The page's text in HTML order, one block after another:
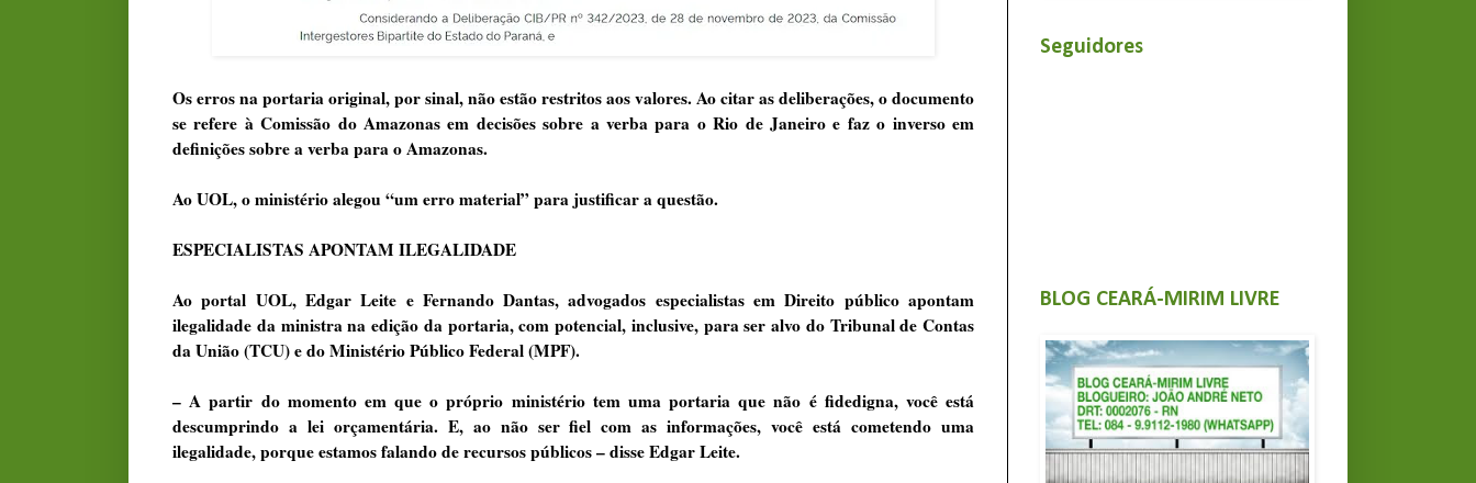
Os erros na portaria original, por sinal, não estão restritos aos valores. Ao citar as deliberações, o documento
se refere à Comissão do Amazonas em decisões sobre a verba para o Rio de Janeiro e faz o inverso em
definições sobre a verba para o Amazonas.
Ao UOL, o ministério alegou “um erro material” para justificar a questão.
ESPECIALISTAS APONTAM ILEGALIDADE
Ao portal UOL, Edgar Leite e Fernando Dantas, advogados especialistas em Direito público apontam
ilegalidade da ministra na edição da portaria, com potencial, inclusive, para ser alvo do Tribunal de Contas
da União (TCU) e do Ministério Público Federal (MPF).
– A partir do momento em que o próprio ministério tem uma portaria que não é fidedigna, você está
descumprindo a lei orçamentária. E, ao não ser fiel com as informações, você está cometendo uma
ilegalidade, porque estamos falando de recursos públicos – disse Edgar Leite.
Seguidores
BLOG CEARÁ-MIRIM LIVRE